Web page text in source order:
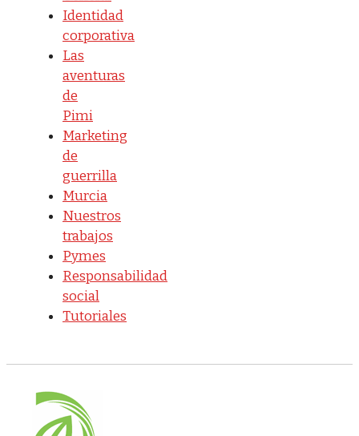
Identidad
corporativa
Las
aventuras
de
Pimi
Marketing
de
guerrilla
Murcia
Nuestros
trabajos
Pymes
Responsabilidad
social
Tutoriales